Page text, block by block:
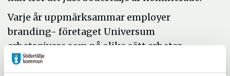
Varje år uppmärksammar employer
branding- företaget Universum
arbetsgivare som på olika sätt arbetar
utmärkande med sitt